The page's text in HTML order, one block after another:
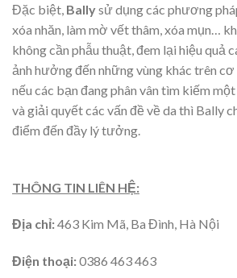
Đặc biệt, Ballysử dụng các phương
xóa nhăn, làm mờ vết thâm, xóa mụn…
không cần phẫu thuật, đem lại hiệu quả
ảnh hưởng đến những vùng khác trên cơ
nếu các bạn đang phân vân tìm kiếm
và giải quyết các vấn đề về da thì Bally
điểm đến đầy lý tưởng.
THÔNG TIN LIÊN HỆ:
Địa chỉ:463 Kim Mã, Ba Đình, Hà Nội
Điện thoại:0386 463 463